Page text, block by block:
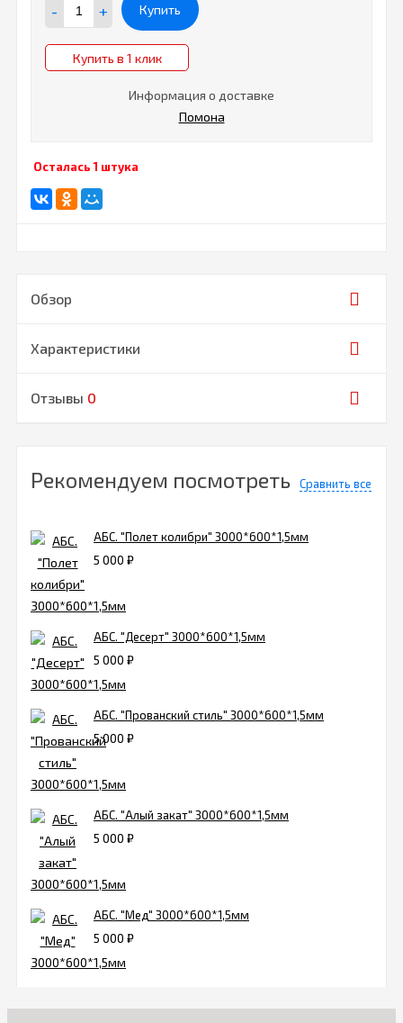
- + Купить
Купить в 1 клик
Информация о доставке
Помона
Осталась 1 штука
Обзор
Характеристики
Отзывы 0
Рекомендуем посмотреть Сравнить все
АБС. "Полет колибри" 3000*600*1,5мм
5 000 ₽
АБС. "Десерт" 3000*600*1,5мм
5 000 ₽
АБС. "Прованский стиль" 3000*600*1,5мм
5 000 ₽
АБС. "Алый закат" 3000*600*1,5мм
5 000 ₽
АБС. "Мед" 3000*600*1,5мм
5 000 ₽